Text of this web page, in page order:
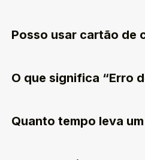
Posso usar cartão de
O que significa “Erro
Quanto tempo leva